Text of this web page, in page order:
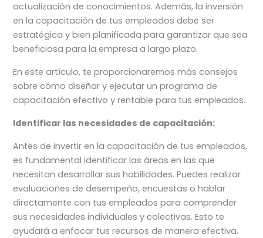
actualización de conocimientos. Además, la inversión
en la capacitación de tus empleados debe ser
estratégica y bien planificada para garantizar que sea
beneficiosa para la empresa a largo plazo.
En este artículo, te proporcionaremos más consejos
sobre cómo diseñar y ejecutar un programa de
capacitación efectivo y rentable para tus empleados.
Identificar las necesidades de capacitación:
Antes de invertir en la capacitación de tus empleados,
es fundamental identificar las áreas en las que
necesitan desarrollar sus habilidades. Puedes realizar
evaluaciones de desempeño, encuestas o hablar
directamente con tus empleados para comprender
sus necesidades individuales y colectivas. Esto te
ayudará a enfocar tus recursos de manera efectiva.